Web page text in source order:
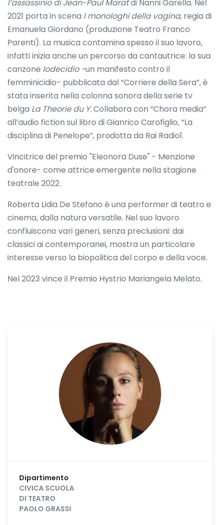
l’assassinio di Jean-Paul Maratdi Nanni Garella. Nel
2021 porta in scena I monologhi della vagina, regia di
Emanuela Giordano (produzione Teatro Franco
Parenti). La musica contamina spesso il suo lavoro,
infatti inizia anche un percorso da cantautrice: la sua
canzone Iodecidio -un manifesto contro il
femminicidio- pubblicata dal “Corriere della Sera”, è
stata inserita nella colonna sonora della serie tv
belga La Theorie du Y.Collabora con “Chora media”
all’audio fiction sul libro di Gianrico Carofiglio, “La
disciplina di Penelope”, prodotta da Rai Radio1.
Vincitrice del premio "Eleonora Duse" - Menzione
d'onore- come attrice emergente nella stagione
teatrale 2022.
Roberta Lidia De Stefano è una performer di teatro e
cinema, dalla natura versatile. Nel suo lavoro
confluiscono vari generi, senza preclusioni: dai
classici ai contemporanei, mostra un particolare
interesse verso la biopolitica del corpo e della voce.
Nel 2023 vince il Premio Hystrio Mariangela Melato.
Dipartimento
CIVICA SCUOLA
DI TEATRO
PAOLO GRASSI